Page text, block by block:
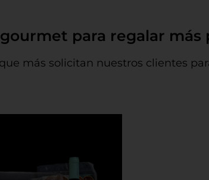
para regalar más
más solicitan nuestros clientes